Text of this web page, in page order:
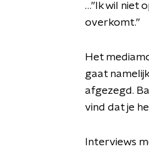
…”Ik wil niet
overkomt.”
Het
gaat
afgezegd.
vind dat je
Interviews